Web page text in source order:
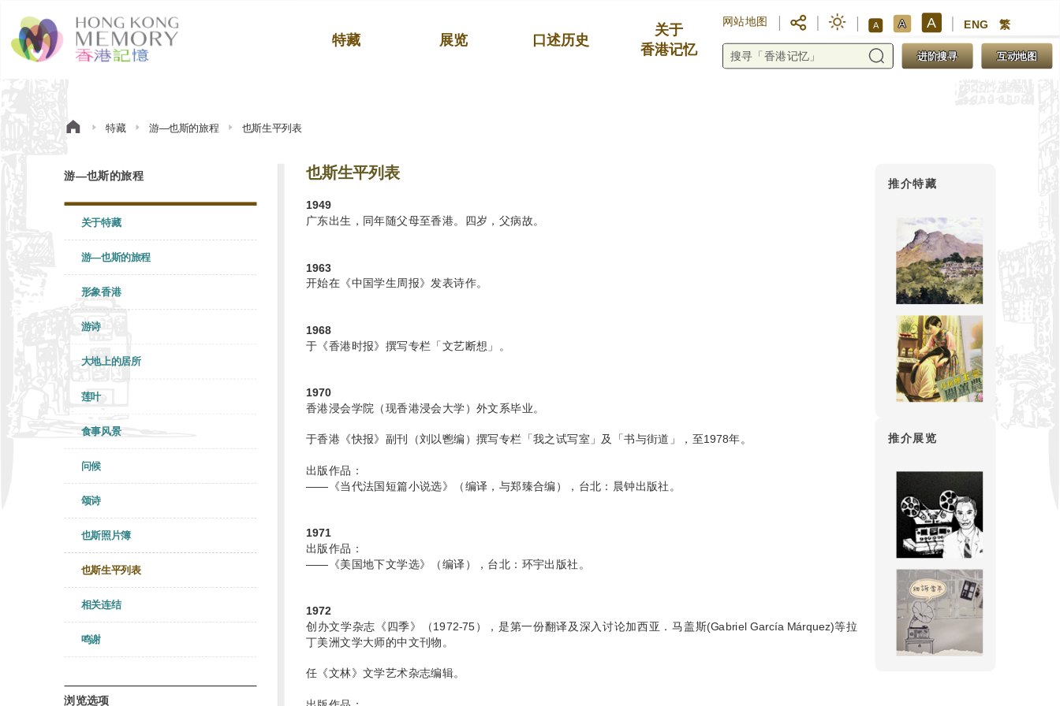
特藏 展览 口述历史
关于
香港记忆
网站地图 A A A ENG 繁
进阶搜寻 互动地图
特藏 游—也斯的旅程 也斯生平列表
游—也斯的旅程
关于特藏
游—也斯的旅程
形象香港
游诗
大地上的居所
莲叶
食事风景
问候
颂诗
也斯照片簿
也斯生平列表
相关连结
鸣谢
浏览选项
也斯生平列表
1949
广东出生，同年随父母至香港。四岁，父病故。
1963
开始在《中国学生周报》发表诗作。
1968
于《香港时报》撰写专栏「文艺断想」。
1970
香港浸会学院（现香港浸会大学）外文系毕业。
于香港《快报》副刊（刘以鬯编）撰写专栏「我之试写室」及「书与街道」，至1978年。
出版作品：
——《当代法国短篇小说选》（编译，与郑臻合编），台北：晨钟出版社。
1971
出版作品：
——《美国地下文学选》（编译），台北：环宇出版社。
1972
创办文学杂志《四季》（1972-75），是第一份翻译及深入讨论加西亚．马盖斯(Gabriel García Márquez)等拉
丁美洲文学大师的中文刊物。
任《文林》文学艺术杂志编辑。
推介特藏
推介展览